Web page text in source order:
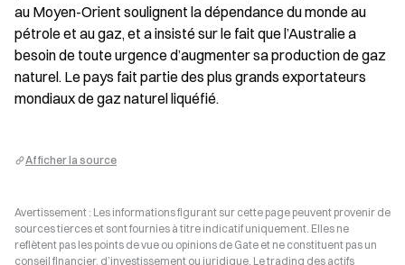
au Moyen-Orient soulignent la dépendance du monde au
pétrole et au gaz, et a insisté sur le fait que l’Australie a
besoin de toute urgence d’augmenter sa production de gaz
naturel. Le pays fait partie des plus grands exportateurs
mondiaux de gaz naturel liquéfié.
Afficher la source
Avertissement : Les informations figurant sur cette page peuvent provenir de
sources tierces et sont fournies à titre indicatif uniquement. Elles ne
reflètent pas les points de vue ou opinions de Gate et ne constituent pas un
conseil financier, d’investissement ou juridique. Le trading des actifs